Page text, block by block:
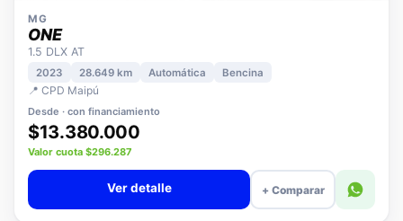
MG
ONE
1.5 DLX AT
2023 28.649 km
📍 CPD Maipú
Desde · con financiamiento
$13.380.000
Valor cuota $296.287
+ Comparar